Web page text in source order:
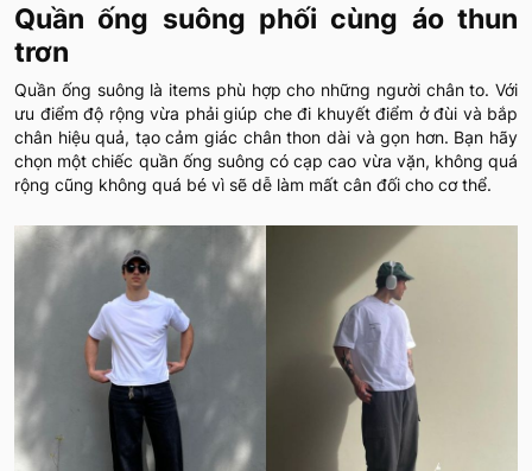
Quần ống suông phối cùng áo thun
trơn
Quần ống suông là items phù hợp cho những người chân to. Với
ưu điểm độ rộng vừa phải giúp che đi khuyết điểm ở đùi và bắp
chân hiệu quả, tạo cảm giác chân thon dài và gọn hơn. Bạn hãy
chọn một chiếc quần ống suông có cạp cao vừa vặn, không quá
rộng cũng không quá bé vì sẽ dễ làm mất cân đối cho cơ thể.